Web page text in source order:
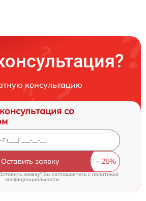
консультацию
со
Оставить заявку
заявку" Вы соглашаетесь cполитикой
конфиденциальности